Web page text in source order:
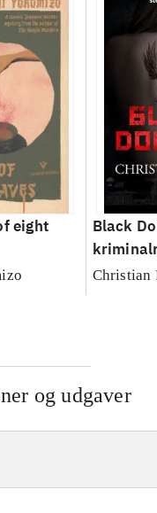
eight
Black
Christian
og udgaver